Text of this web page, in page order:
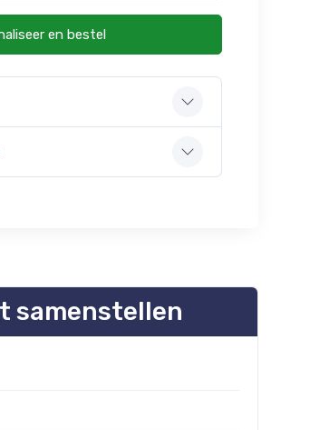
en bestel
samenstellen